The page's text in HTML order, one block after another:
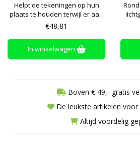
Helpt de tekeningen op hun
plaats te houden terwijl er aan
wordt gewerkt
€48,81
In winkelwagen
het
wordt
Boven € 49,- gratis
De leukste artikelen
Altijd voordelig